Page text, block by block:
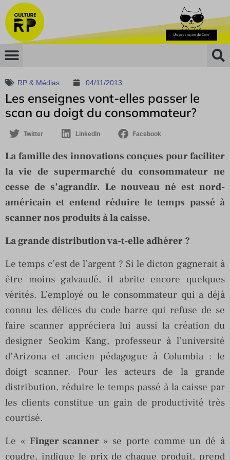
RP & Médias 04/11/2013
Les enseignes vont-elles passer le
scan au doigt du consommateur?
Twitter LinkedIn Facebook
La famille des innovations conçues pour faciliter
la vie de supermarché du consommateur ne
cesse de s’agrandir. Le nouveau né est nord-
américain et entend réduire le temps passé à
scanner nos produits à la caisse.
La grande distribution va-t-elle adhérer ?
Le temps c’est de l’argent ? Si le dicton gagnerait à
être moins galvaudé, il abrite encore quelques
vérités. L’employé ou le consommateur qui a déjà
connu les délices du code barre qui refuse de se
faire scanner appréciera lui aussi la création du
designer Seokim Kang, professeur à l’université
d’Arizona et ancien pédagogue à Columbia : le
doigt scanner. Pour les acteurs de la grande
distribution, réduire le temps passé à la caisse par
les clients constitue un gain de productivité très
courtisé.
Le « Finger scanner » se porte comme un dé à
coudre, indique le prix de chaque produit, prend